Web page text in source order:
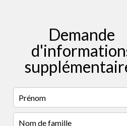
Demande